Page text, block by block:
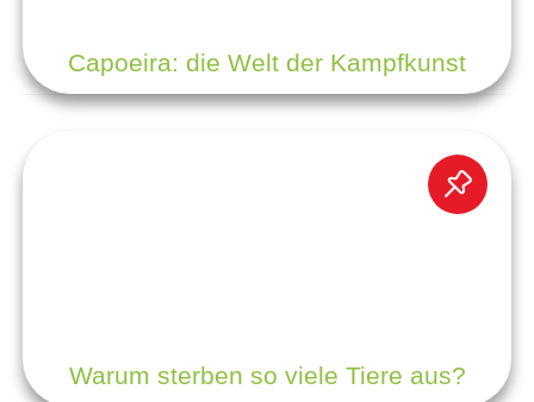
Capoeira: die Welt der Kampfkunst
Warum sterben so viele Tiere aus?